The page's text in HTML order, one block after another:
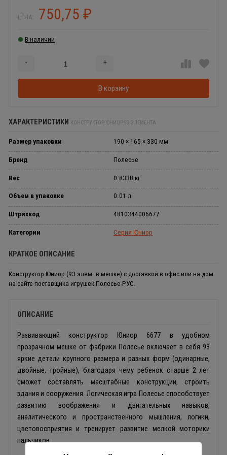
ЦЕНА: 750,75 ₽
В наличии
- +
В корзину
ХАРАКТЕРИСТИКИ КОНСТРУКТОР ЮНИОР 93 ЭЛЕМЕНТА
Размер упаковки 190 × 165 × 330 мм
Бренд Полесье
Вес 0.8338 кг
Объем в упаковке 0.01 л
Штрихкод 4810344006677
Категории Серия Юниор
КРАТКОЕ ОПИСАНИЕ
Конструктор Юниор (93 элем. в мешке) с доставкой в офис или на дом
на сайте поставщика игрушек Полесье-РУС.
ОПИСАНИЕ
Развивающий конструктор Юниор 6677 в удобном
прозрачном мешке от фабрики Полесье включает в себя 93
яркие детали крупного размера и разных форм (одинарные,
двойные, тройные), благодаря чему ребенок старше 2 лет
сможет составлять масштабные конструкции, строить
здания и сооружения. Логическая игра Полесье способствует
развитию воображения и двигательных навыков,
аналитического и пространственного мышления, логики,
цветовосприятия и тренирует развитие мелкой моторики
пальчиков.